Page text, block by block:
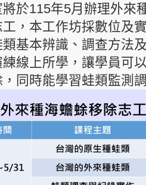
於115年5月辦理外來
，本工作坊採數位及
基本辨識、調查方法
線上所學，讓學員可
同時能學習蛙類監測